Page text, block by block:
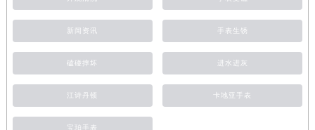
新闻资讯 手表生锈
磕碰摔坏 进水进灰
江诗丹顿 卡地亚手表
宝珀手表